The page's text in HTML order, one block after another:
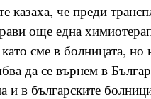
казаха, че преди
още една
сме в болницата, но
да се върнем в
и в българските